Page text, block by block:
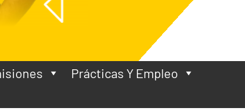
Prácticas Y Empleo